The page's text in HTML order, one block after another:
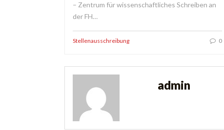
– Zentrum für wissenschaftliches Schreiben an
der FH…
Stellenausschreibung 0
admin